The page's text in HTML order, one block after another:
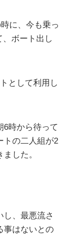
に、今も乗っ
ボート出し
として利用し
6時から待って
トの二人組が2
した。
し、最悪流さ
事はないとの